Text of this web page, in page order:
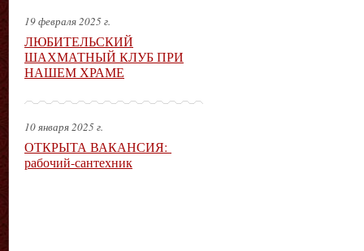
19 февраля 2025 г.
ЛЮБИТЕЛЬСКИЙ
ШАХМАТНЫЙ КЛУБ ПРИ
НАШЕМ ХРАМЕ
10 января 2025 г.
ОТКРЫТА ВАКАНСИЯ:
рабочий-сантехник